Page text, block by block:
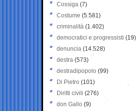
Cossiga (7)
Costume (5.581)
criminalità (1.402)
democratici e progressisti (19)
denuncia (14.528)
destra (573)
destradipopolo (99)
Di Pietro (101)
Diritti civili (276)
don Gallo (9)